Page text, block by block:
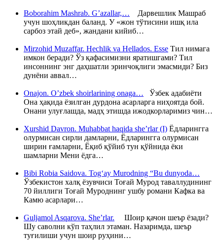
Boborahim Mashrab. G’azallar,… Дарвешлик Машраб
учун шоҳликдан баланд. У «жон тўтисини ишқ ила
сарбоз этай деб», жандани кийиб…
Mirzohid Muzaffar. Hechlik va Hellados. Esse Тил нимага
имкон беради? Ўз қафасимизни яратишгами? Тил
инсоннинг энг даҳшатли эринчоқлиги эмасмиди? Биз
дунёни аввал…
Onajon. O’zbek shoirlarining onaga… Ўзбек адабиёти
Она ҳақида ёзилган дурдона асарларга ниҳоятда бой.
Онани улуғлашда, мадҳ этишда ижодкорларимиз чин…
Xurshid Davron. Muhabbat haqida she’rlar (I) Ёдларингга
олурмисан сирли дамларни, Ёдларингга олурмисан
ширин ғамларни, Ёқиб қўйиб тун қўйнида ёки
шамларни Мени ёдга…
Bibi Robia Saidova. Tog‘ay Murodning “Bu dunyoda…
Ўзбекистон халқ ёзувчиси Тоғай Мурод таваллудининг
70 йиллиги Тоғай Муроднинг ушбу романи Кафка ва
Камю асарлари…
Guljamol Asqarova. She’rlar. Шоир қачон шеър ёзади?
Шу саволни кўп таҳлил этаман. Назаримда, шеър
туғилиши учун шоир руҳини…